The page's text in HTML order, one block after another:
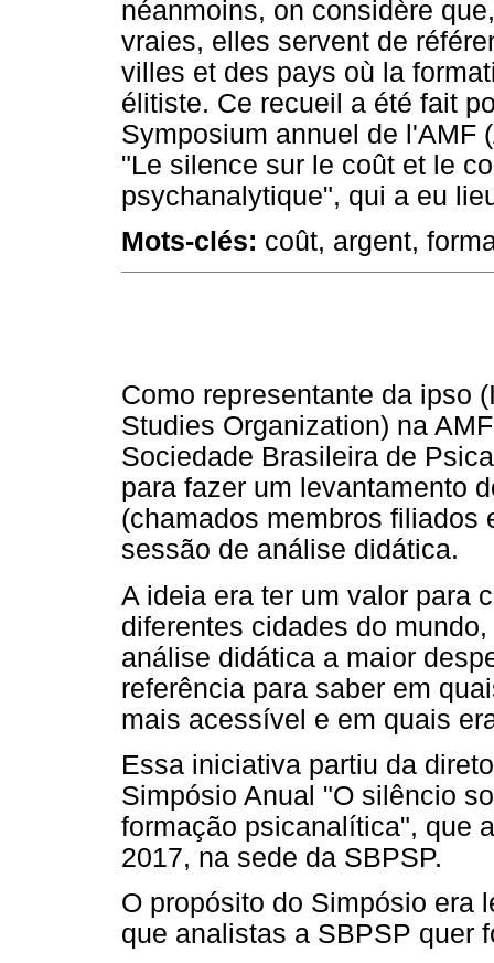
néanmoins, on considère
vraies, elles servent de
villes et des pays où la
élitiste. Ce recueil a été fait
Symposium annuel de l'AMF
"Le silence sur le coût et le
psychanalytique", qui a eu
Mots-clés: coût, argent,
Como representante da ipso
Studies Organization) na
Sociedade Brasileira de
para fazer um levantamento
(chamados membros filiados
sessão de análise didática.
A ideia era ter um valor para
diferentes cidades do
análise didática a maior
referência para saber em
mais acessível e em quais
Essa iniciativa partiu da
Simpósio Anual "O silêncio
formação psicanalítica", que
2017, na sede da SBPSP.
O propósito do Simpósio era
que analistas a SBPSP quer